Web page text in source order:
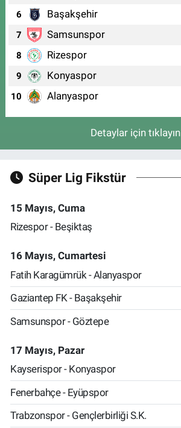
6 Başakşehir
7 Samsunspor
8 Rizespor
9 Konyaspor
10 Alanyaspor
Detaylar için tıklayın
Süper Lig Fikstür
15 Mayıs, Cuma
Rizespor - Beşiktaş
16 Mayıs, Cumartesi
Fatih Karagümrük - Alanyaspor
Gaziantep FK - Başakşehir
Samsunspor - Göztepe
17 Mayıs, Pazar
Kayserispor - Konyaspor
Fenerbahçe - Eyüpspor
Trabzonspor - Gençlerbirliği S.K.